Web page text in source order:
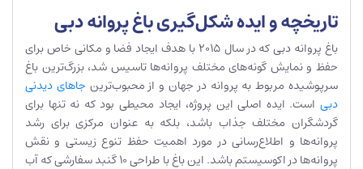
تاریخچه و ایده شکل‌گیری باغ پروانه دبی
باغ پروانه دبی که در سال 2015 با هدف ایجاد فضا و مکانی خاص برای
حفظ و نمایش گونه‌های مختلف پروانه‌ها تاسیس شد، بزرگ‌ترین باغ
سرپوشیده‌ مربوط به پروانه در جهان و از محبوب‌ترین جاهای دیدنی
دبی است. ایده اصلی این پروژه، ایجاد محیطی بود که نه تنها برای
گردشگران مختلف جذاب باشد، بلکه به عنوان مرکزی برای رشد
پروانه‌ها و اطلاع‌رسانی در مورد اهمیت حفظ تنوع زیستی و نقش
پروانه‌ها در اکوسیستم باشد. این باغ با طراحی 10 گنبد سفارشی که آب